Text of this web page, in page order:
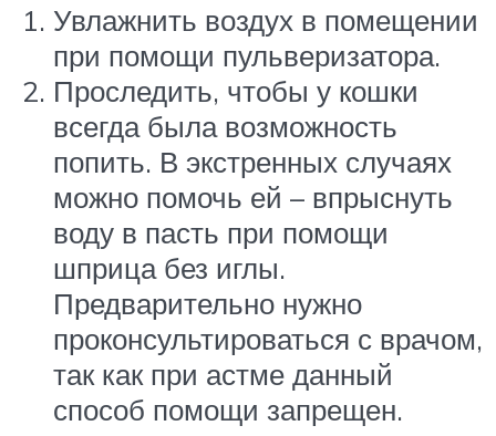
Увлажнить воздух в помещении
при помощи пульверизатора.
Проследить, чтобы у кошки
всегда была возможность
попить. В экстренных случаях
можно помочь ей – впрыснуть
воду в пасть при помощи
шприца без иглы.
Предварительно нужно
проконсультироваться с врачом,
так как при астме данный
способ помощи запрещен.